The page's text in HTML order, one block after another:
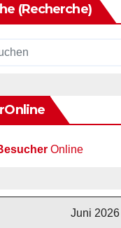
(Recherche)
Online
Juni 2026